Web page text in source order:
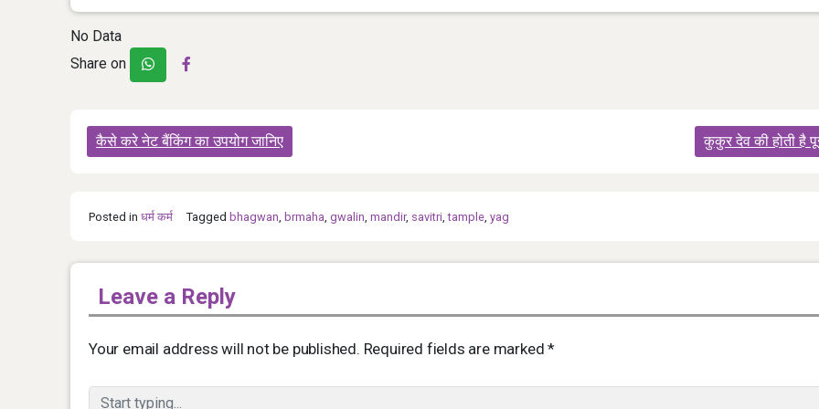
No Data
Share on
Post
navigation
कैसे करे नेट बैंकिंग का उपयोग जानिए कुकुर देव की होती है
Posted in धर्म कर्म Tagged bhagwan brmaha gwalin mandir, savitri ,tample yag
Leave a Reply
Your email address will not be published. Required fields are marked*